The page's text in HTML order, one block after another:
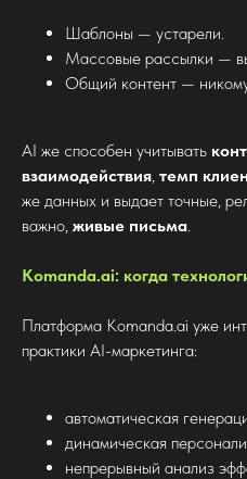
Шаблоны — устарели.
Массовые рассылки —
Общий контент —
AI же способен учитывать
взаимодействия, темп
же данных и выдает точные,
важно, живые письма.
Komanda.ai: когда
Платформа Komanda.ai уже
практики AI-маркетинга:
автоматическая
динамическая
непрерывный анализ